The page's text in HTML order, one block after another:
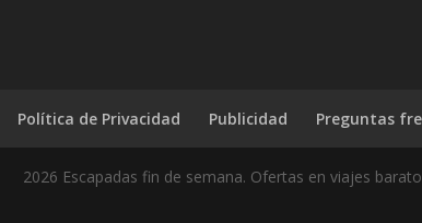
Política de Privacidad Publicidad Preguntas
2026 Escapadas fin de semana. Ofertas en viajes